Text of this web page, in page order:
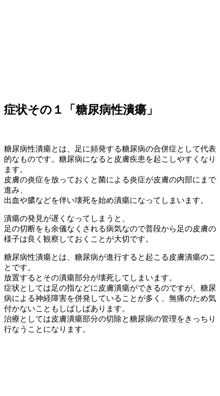
症状その１「糖尿病性潰瘍」
糖尿病性潰瘍とは、足に頻発する糖尿病の合併症として代表
的なものです。糖尿病になると皮膚疾患を起こしやすくなり
ます。
皮膚の炎症を放っておくと菌による炎症が皮膚の内部にまで
進み、
出血や膿などを伴い壊死を始め潰瘍になってしまいます。
潰瘍の発見が遅くなってしまうと、
足の切断をも余儀なくされる病気なので普段から足の皮膚の
様子は良く観察しておくことが大切です。
糖尿病性潰瘍とは、糖尿病が進行すると起こる皮膚潰瘍のこ
とです。
放置するとその潰瘍部分が壊死してしまいます。
症状としては足の指などに皮膚潰瘍ができるのですが、糖尿
病による神経障害を併発していることが多く、無痛のため気
付かないこともしばしばあります。
治療としては皮膚潰瘍部分の切除と糖尿病の管理をきっちり
行なうことになります。